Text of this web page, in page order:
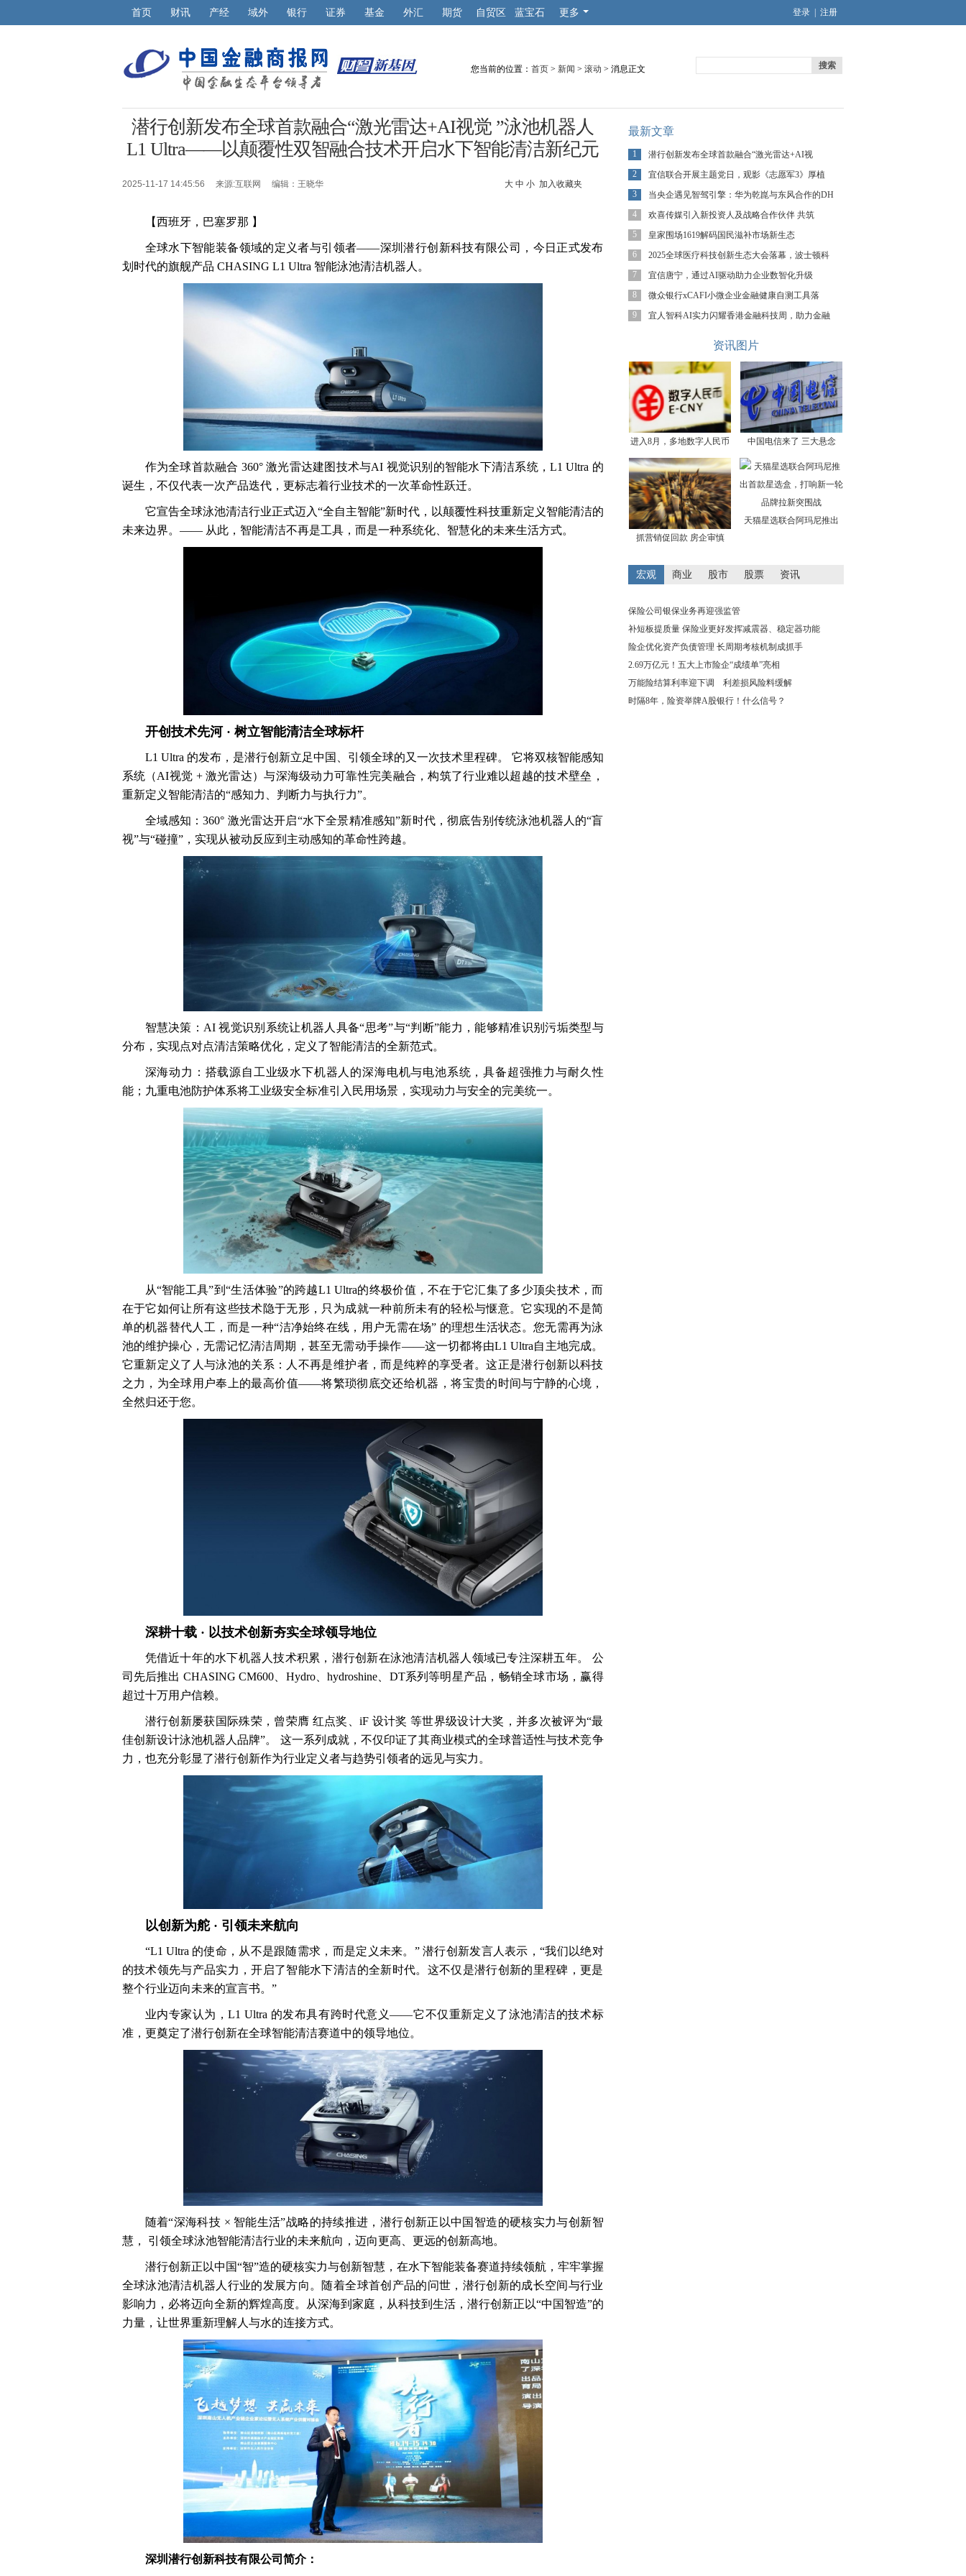
首页 财讯 产经 域外 银行 证券 基金 外汇 期货 自贸区 蓝宝石 更多 登录 注册
您当前的位置： 首页 > 新闻 > 滚动 > 消息正文 搜索
潜行创新发布全球首款融合“激光雷达+AI视觉 ”泳池机器人
L1 Ultra——以颠覆性双智融合技术开启水下智能清洁新纪元
2025-11-17 14:45:56 来源:互联网 编辑：王晓华 大 中 小 加入收藏夹
【西班牙，巴塞罗那 】
全球水下智能装备领域的定义者与引领者——深圳潜行创新科技有限公司，今日正式发布
划时代的旗舰产品 CHASING L1 Ultra 智能泳池清洁机器人。
作为全球首款融合 360° 激光雷达建图技术与AI 视觉识别的智能水下清洁系统，L1 Ultra 的
诞生，不仅代表一次产品迭代，更标志着行业技术的一次革命性跃迁。
它宣告全球泳池清洁行业正式迈入“全自主智能”新时代，以颠覆性科技重新定义智能清洁的
未来边界。—— 从此，智能清洁不再是工具，而是一种系统化、智慧化的未来生活方式。
开创技术先河 · 树立智能清洁全球标杆
L1 Ultra 的发布，是潜行创新立足中国、引领全球的又一次技术里程碑。 它将双核智能感知
系统（AI视觉 + 激光雷达）与深海级动力可靠性完美融合，构筑了行业难以超越的技术壁垒，
重新定义智能清洁的“感知力、判断力与执行力”。
全域感知：360° 激光雷达开启“水下全景精准感知”新时代，彻底告别传统泳池机器人的“盲
视”与“碰撞”，实现从被动反应到主动感知的革命性跨越。
智慧决策：AI 视觉识别系统让机器人具备“思考”与“判断”能力，能够精准识别污垢类型与
分布，实现点对点清洁策略优化，定义了智能清洁的全新范式。
深海动力：搭载源自工业级水下机器人的深海电机与电池系统，具备超强推力与耐久性
能；九重电池防护体系将工业级安全标准引入民用场景，实现动力与安全的完美统一。
从“智能工具”到“生活体验”的跨越L1 Ultra的终极价值，不在于它汇集了多少顶尖技术，而
在于它如何让所有这些技术隐于无形，只为成就一种前所未有的轻松与惬意。它实现的不是简
单的机器替代人工，而是一种“洁净始终在线，用户无需在场” 的理想生活状态。您无需再为泳
池的维护操心，无需记忆清洁周期，甚至无需动手操作——这一切都将由L1 Ultra自主地完成。
它重新定义了人与泳池的关系：人不再是维护者，而是纯粹的享受者。这正是潜行创新以科技
之力，为全球用户奉上的最高价值——将繁琐彻底交还给机器，将宝贵的时间与宁静的心境，
全然归还于您。
深耕十载 · 以技术创新夯实全球领导地位
凭借近十年的水下机器人技术积累，潜行创新在泳池清洁机器人领域已专注深耕五年。 公
司先后推出 CHASING CM600、Hydro、hydroshine、DT系列等明星产品，畅销全球市场，赢得
超过十万用户信赖。
潜行创新屡获国际殊荣，曾荣膺 红点奖、iF 设计奖 等世界级设计大奖，并多次被评为“最
佳创新设计泳池机器人品牌”。 这一系列成就，不仅印证了其商业模式的全球普适性与技术竞争
力，也充分彰显了潜行创新作为行业定义者与趋势引领者的远见与实力。
以创新为舵 · 引领未来航向
“L1 Ultra 的使命，从不是跟随需求，而是定义未来。” 潜行创新发言人表示，“我们以绝对
的技术领先与产品实力，开启了智能水下清洁的全新时代。这不仅是潜行创新的里程碑，更是
整个行业迈向未来的宣言书。”
业内专家认为，L1 Ultra 的发布具有跨时代意义——它不仅重新定义了泳池清洁的技术标
准，更奠定了潜行创新在全球智能清洁赛道中的领导地位。
随着“深海科技 × 智能生活”战略的持续推进，潜行创新正以中国智造的硬核实力与创新智
慧， 引领全球泳池智能清洁行业的未来航向，迈向更高、更远的创新高地。
潜行创新正以中国“智”造的硬核实力与创新智慧，在水下智能装备赛道持续领航，牢牢掌握
全球泳池清洁机器人行业的发展方向。随着全球首创产品的问世，潜行创新的成长空间与行业
影响力，必将迈向全新的辉煌高度。从深海到家庭，从科技到生活，潜行创新正以“中国智造”的
力量，让世界重新理解人与水的连接方式。
深圳潜行创新科技有限公司简介：
最新文章
1
潜行创新发布全球首款融合“激光雷达+AI视
2
宜信联合开展主题党日，观影《志愿军3》厚植
3
当央企遇见智驾引擎：华为乾崑与东风合作的DH
4
欢喜传媒引入新投资人及战略合作伙伴 共筑
5
皇家围场1619解码国民滋补市场新生态
6
2025全球医疗科技创新生态大会落幕，波士顿科
7
宜信唐宁，通过AI驱动助力企业数智化升级
8
微众银行xCAFI小微企业金融健康自测工具落
9
宜人智科AI实力闪耀香港金融科技周，助力金融
资讯图片
进入8月，多地数字人民币 中国电信来了 三大悬念
抓营销促回款 房企审慎
天猫星选联合阿玛尼推出
宏观 商业 股市 股票 资讯
保险公司银保业务再迎强监管
补短板提质量 保险业更好发挥减震器、稳定器功能
险企优化资产负债管理 长周期考核机制成抓手
2.69万亿元！五大上市险企“成绩单”亮相
万能险结算利率迎下调 利差损风险料缓解
时隔8年，险资举牌A股银行！什么信号？